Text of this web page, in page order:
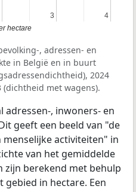
3
3 4
4
hectare
, adressen- en
in België en in buurt
2024
met wagens).
, inwoners- en
geeft een beeld van "de
activiteiten" in
van het gemiddelde
zijn berekend met behulp
gebied in hectare. Een